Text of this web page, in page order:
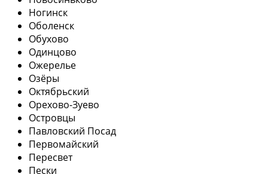
Ногинск
Оболенск
Обухово
Одинцово
Ожерелье
Озёры
Октябрьский
Орехово-Зуево
Островцы
Павловский Посад
Первомайский
Пересвет
Пески